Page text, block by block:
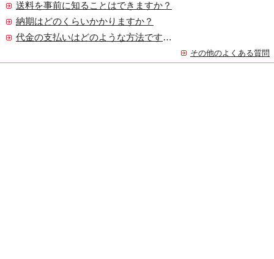
送料を事前に知ることはできますか？
納期はどのくらいかかりますか？
代金の支払いはどのような方法ですか？
その他のよくある質問